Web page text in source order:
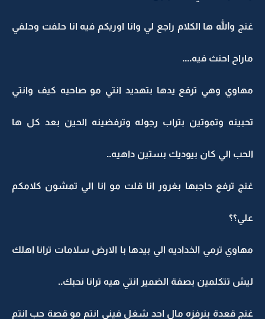
غنج والله ها الكلام راجع لي وانا اوريكم فيه انا حلفت وحلفي
ماراح احنث فيه....
مهاوي وهي ترفع يدها بتهديد انتي مو صاحيه كيف وانتي
تحبينه وتموتين بتراب رجوله وترفضينه الحين بعد كل ها
الحب الي كان بيوديك بستين داهيه..
غنج ترفع حاجبها بغرور انا قلت مو انا الي تمشون كلامكم
علي؟؟
مهاوي ترمي الخداديه الي بيدها با الارض سلامات ترانا اهلك
ليش تتكلمين بصفة الضمير انتي هيه ترانا نحبك..
غنج قعدة بنرفزه مال احد شغل فيني انتم مو قصة حب انتم